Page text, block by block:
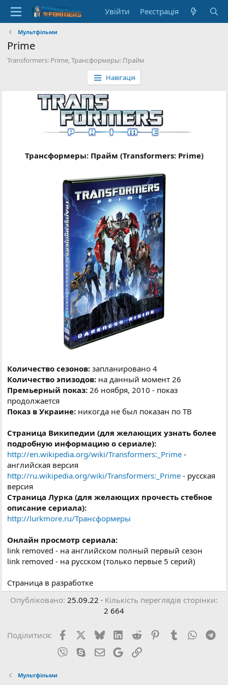
Увійти Реєстрація
Мультфільми
Prime
Transformers: Prime, Трансформеры: Прайм
Навігація
Трансформеры: Прайм (Transformers: Prime)
Количество сезонов: запланировано 4
Количество эпизодов: на данный момент 26
Премьерный показ: 26 ноября, 2010 - показ
продолжается
Показ в Украине: никогда не был показан по ТВ
Страница Википедии (для желающих узнать более
подробную информацию о сериале):
http://en.wikipedia.org/wiki/Transformers:_Prime -
английская версия
http://ru.wikipedia.org/wiki/Transformers:_Prime - русская
версия
Страница Лурка (для желающих прочесть стебное
описание сериала):
http://lurkmore.ru/Трансформеры
Онлайн просмотр сериала:
link removed - на английском полный первый сезон
link removed - на русском (только первые 5 серий)
Страница в разработке
Опубліковано 25.09.22
Кількість переглядів сторінки
2 664
Поділитися: FacebookX (Twitter)
BlueskyLinkedIn
Reddit PinterestTumblr
Viber SkypeE-mailGoogleПосилання
Мультфільми